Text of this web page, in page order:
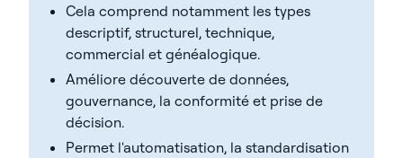
Cela comprend notamment les types
descriptif, structurel, technique,
commercial et généalogique.
Améliore découverte de données,
gouvernance, la conformité et prise de
décision.
Permet l'automatisation, la standardisation